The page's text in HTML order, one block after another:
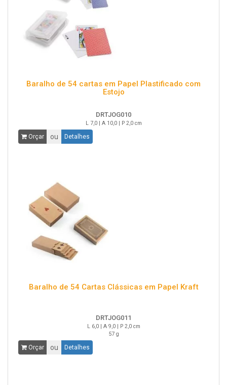
Baralho de 54 cartas em Papel Plastificado com
Estojo
DRTJOG010
L 7,0 | A 10,0 | P 2,0 cm
Orçar ou Detalhes
Baralho de 54 Cartas Clássicas em Papel Kraft
DRTJOG011
L 6,0 | A 9,0 | P 2,0 cm
57 g
Orçar ou Detalhes